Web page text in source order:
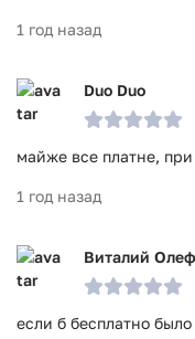
1 год назад
Duo Duo
майже все платне,
1 год назад
Виталий
если б бесплатно